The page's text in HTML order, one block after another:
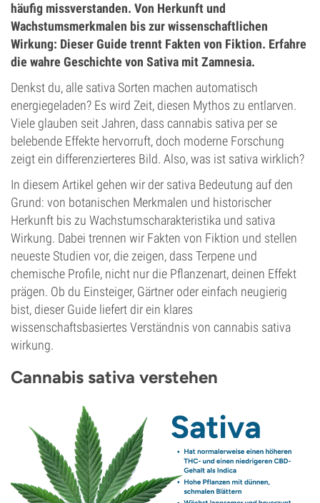
häufig missverstanden. Von Herkunft und
Wachstumsmerkmalen bis zur wissenschaftlichen
Wirkung: Dieser Guide trennt Fakten von Fiktion. Erfahre
die wahre Geschichte von Sativa mit Zamnesia.
Denkst du, alle sativa Sorten machen automatisch
energiegeladen? Es wird Zeit, diesen Mythos zu entlarven.
Viele glauben seit Jahren, dass cannabis sativa per se
belebende Effekte hervorruft, doch moderne Forschung
zeigt ein differenzierteres Bild. Also, was ist sativa wirklich?
In diesem Artikel gehen wir der sativa Bedeutung auf den
Grund: von botanischen Merkmalen und historischer
Herkunft bis zu Wachstumscharakteristika und sativa
Wirkung. Dabei trennen wir Fakten von Fiktion und stellen
neueste Studien vor, die zeigen, dass Terpene und
chemische Profile, nicht nur die Pflanzenart, deinen Effekt
prägen. Ob du Einsteiger, Gärtner oder einfach neugierig
bist, dieser Guide liefert dir ein klares
wissenschaftsbasiertes Verständnis von cannabis sativa
wirkung.
Cannabis sativa verstehen